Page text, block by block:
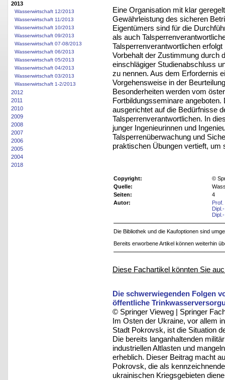
2013
Wasserwirtschaft 12/2013
Wasserwirtschaft 11/2013
Wasserwirtschaft 10/2013
Wasserwirtschaft 09/2013
Wasserwirtschaft 07-08/2013
Wasserwirtschaft 06/2013
Wasserwirtschaft 05/2013
Wasserwirtschaft 04/2013
Wasserwirtschaft 03/2013
Wasserwirtschaft 1-2/2013
2012
2011
2010
2009
2008
2007
2006
2005
2004
2018
Eine Organisation mit klar
Gewährleistung des sicheren
Eigentümers sind für die
als auch
Talsperrenverantwortlichen
Vorbehalt der Zustimmung durch
einschlägiger Studienabschluss
zu nennen. Aus dem Erfordernis
Vorgehensweise in der
Besonderheiten werden vom
Fortbildungsseminare
ausgerichtet auf die Bedürfnisse
Talsperrenverantwortlichen. In
junger Ingenieurinnen und
Talsperrenüberwachung und
praktischen Übungen vertieft, um
Copyright:
©
Quelle:
Seiten:
4
Autor:
Die Bibliothek und die Kaufoptionen sind
Bereits erworbene Artikel können weiterhin
Diese Fachartikel könnten Sie
Die schwerwiegenden Folgen
öffentliche
© Springer Vieweg | Springer
Im Osten der Ukraine, vor allem
Stadt Pokrovsk, ist die Situation
Die bereits langanhaltenden
industriellen Altlasten und
erheblich. Dieser Beitrag macht
Pokrovsk, die als
ukrainischen Kriegsgebieten